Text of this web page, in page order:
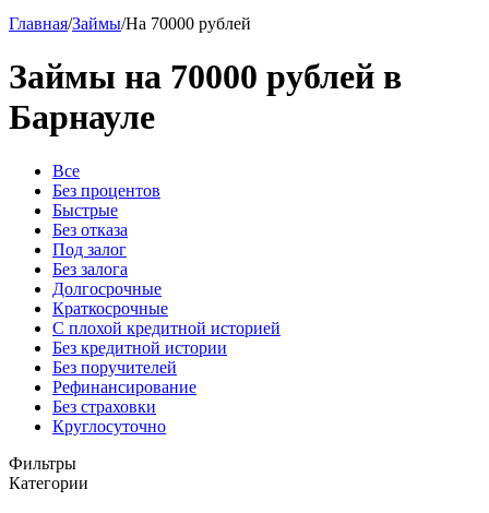
Главная/Займы/На 70000 рублей
Займы на 70000 рублей в
Барнауле
Все
Без процентов
Быстрые
Без отказа
Под залог
Без залога
Долгосрочные
Краткосрочные
С плохой кредитной историей
Без кредитной истории
Без поручителей
Рефинансирование
Без страховки
Круглосуточно
Фильтры
Категории